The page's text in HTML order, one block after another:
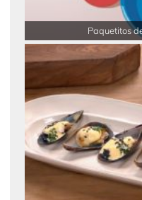
Paquetitos